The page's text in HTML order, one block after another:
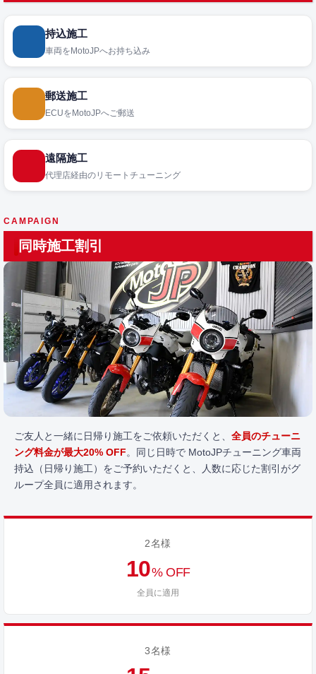
持込施工
車両をMotoJPへお持ち込み
郵送施工
ECUをMotoJPへご郵送
遠隔施工
代理店経由のリモートチューニング
CAMPAIGN
同時施工割引
ご友人と一緒に日帰り施工をご依頼いただくと、 全員のチューニ
ング料金が最大20% OFF。同じ日時で MotoJPチューニング車両
持込（日帰り施工）をご予約いただくと、人数に応じた割引がグ
ループ全員に適用されます。
2名様
10% OFF
全員に適用
3名様